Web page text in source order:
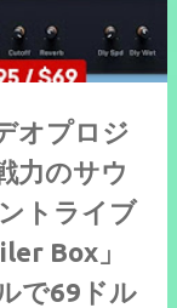
オプロジ
力のサウ
トライブ
Box」
で69ドル